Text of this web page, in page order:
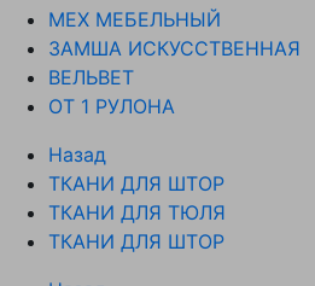
МЕХ МЕБЕЛЬНЫЙ
ЗАМША ИСКУССТВЕННАЯ
ВЕЛЬВЕТ
ОТ 1 РУЛОНА
Назад
ТКАНИ ДЛЯ ШТОР
ТКАНИ ДЛЯ ТЮЛЯ
ТКАНИ ДЛЯ ШТОР